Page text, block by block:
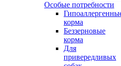
Особые потребности
корма
Беззерновые
корма
Для
привередливых